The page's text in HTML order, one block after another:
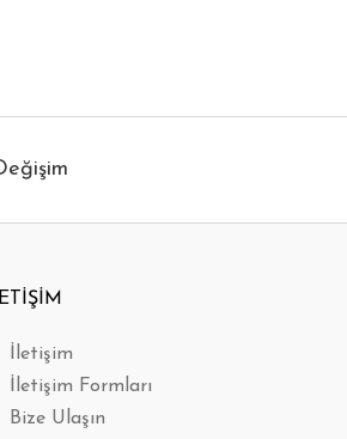
EKLE HIZLI BAK
İletişim
İletişim Formları
Bize Ulaşın